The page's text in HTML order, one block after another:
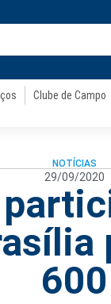
Clube de Campo
NOTÍCIAS
29/09/2020
600